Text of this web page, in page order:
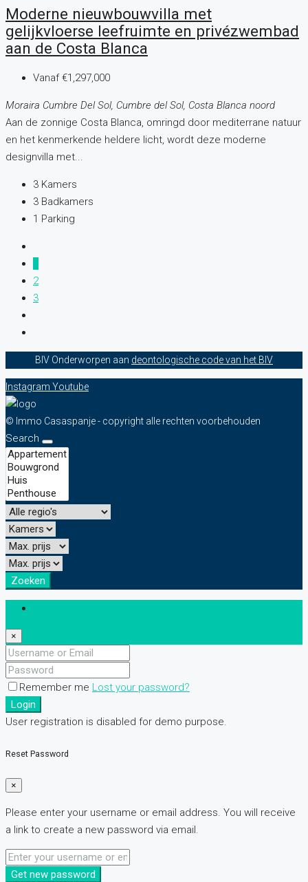
Moderne nieuwbouwvilla met
gelijkvloerse leefruimte en privézwembad
aan de Costa Blanca
Vanaf€1,297,000
Moraira Cumbre Del Sol, Cumbre del Sol, Costa Blanca noord
Aan de zonnige Costa Blanca, omringd door mediterrane natuur
en het kenmerkende heldere licht, wordt deze moderne
designvilla met...
3 Kamers
3 Badkamers
1 Parking
2
3
BIV Onderworpen aan deontologische code van het BIV
Instagram Youtube
© Immo Casaspanje - copyright alle rechten voorbehouden
Search
Zoeken
×
Remember me Lost your password?
Login
User registration is disabled for demo purpose.
Reset Password
×
Please enter your username or email address. You will receive
a link to create a new password via email.
Get new password